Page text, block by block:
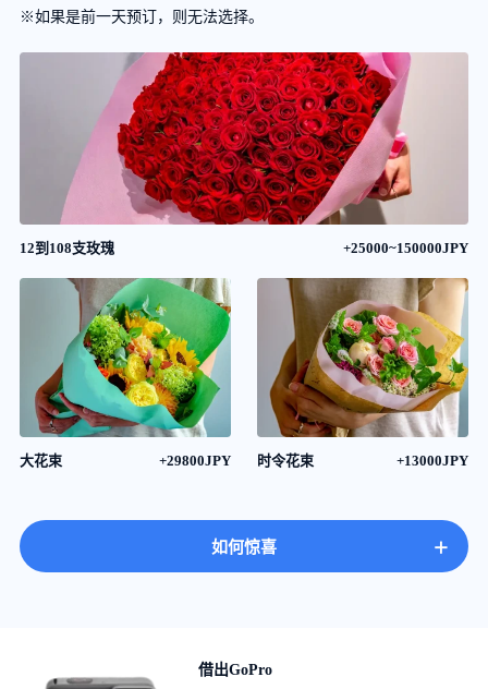
※如果是前一天预订，则无法选择。
12到108支玫瑰 +25000~150000JPY
大花束 +29800JPY 时令花束 +13000JPY
如何惊喜 +
借出GoPro